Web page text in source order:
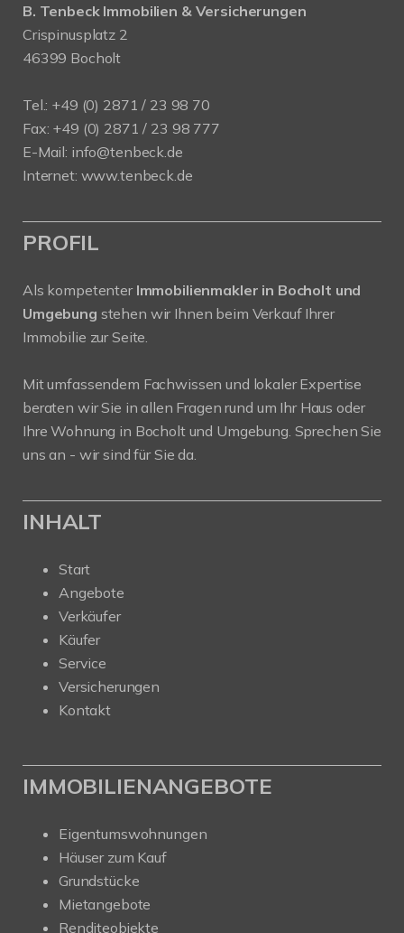
B. Tenbeck Immobilien & Versicherungen
Crispinusplatz 2
46399 Bocholt
Tel.: +49 (0) 2871 / 23 98 70
Fax: +49 (0) 2871 / 23 98 777
E-Mail: info@tenbeck.de
Internet: www.tenbeck.de
PROFIL
Als kompetenter Immobilienmakler in Bocholt und
Umgebung stehen wir Ihnen beim Verkauf Ihrer
Immobilie zur Seite.
Mit umfassendem Fachwissen und lokaler Expertise
beraten wir Sie in allen Fragen rund um Ihr Haus oder
Ihre Wohnung in Bocholt und Umgebung. Sprechen Sie
uns an - wir sind für Sie da.
INHALT
Start
Angebote
Verkäufer
Käufer
Service
Versicherungen
Kontakt
IMMOBILIENANGEBOTE
Eigentumswohnungen
Häuser zum Kauf
Grundstücke
Mietangebote
Renditeobjekte